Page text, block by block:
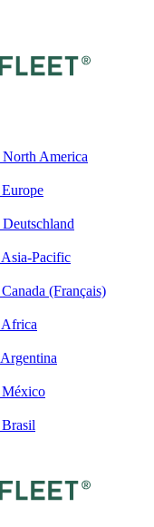
North America
Europe
Deutschland
Asia-Pacific
Canada (Français)
Africa
Argentina
México
Brasil